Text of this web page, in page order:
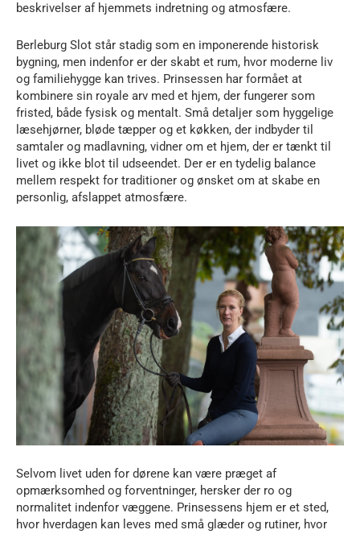
beskrivelser af hjemmets indretning og atmosfære.
Berleburg Slot står stadig som en imponerende historisk
bygning, men indenfor er der skabt et rum, hvor moderne liv
og familiehygge kan trives. Prinsessen har formået at
kombinere sin royale arv med et hjem, der fungerer som
fristed, både fysisk og mentalt. Små detaljer som hyggelige
læsehjørner, bløde tæpper og et køkken, der indbyder til
samtaler og madlavning, vidner om et hjem, der er tænkt til
livet og ikke blot til udseendet. Der er en tydelig balance
mellem respekt for traditioner og ønsket om at skabe en
personlig, afslappet atmosfære.
Selvom livet uden for dørene kan være præget af
opmærksomhed og forventninger, hersker der ro og
normalitet indenfor væggene. Prinsessens hjem er et sted,
hvor hverdagen kan leves med små glæder og rutiner, hvor